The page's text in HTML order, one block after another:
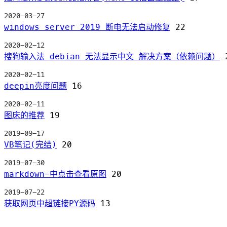
2020-03-27
windows server 2019 断电无法启动修复 22
2020-02-12
搜狗输入法 debian 无法显示中文 解决方案（依赖问题）
2020-02-11
deepin亮度问题 16
2020-02-11
图床的推荐 19
2019-09-17
VB笔记(完结) 20
2019-07-30
markdown-中点击查看原图 20
2019-07-22
获取网页中超链接PY源码 13